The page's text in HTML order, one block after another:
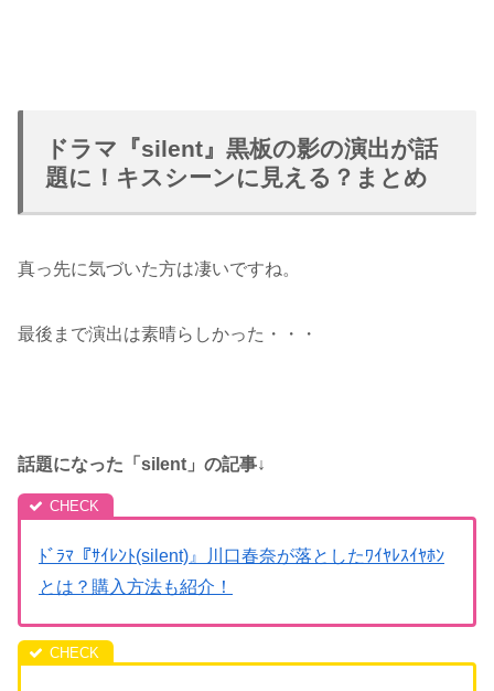
ドラマ『silent』黒板の影の演出が話
題に！キスシーンに見える？まとめ
真っ先に気づいた方は凄いですね。
最後まで演出は素晴らしかった・・・
話題になった「silent」の記事↓
ﾄﾞﾗﾏ『ｻｲﾚﾝﾄ(silent)』川口春奈が落としたﾜｲﾔﾚｽｲﾔﾎﾝ
とは？購入方法も紹介！